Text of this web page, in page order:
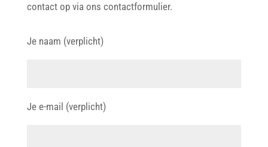
contact op via ons contactformulier.
Je naam (verplicht)
Je e-mail (verplicht)